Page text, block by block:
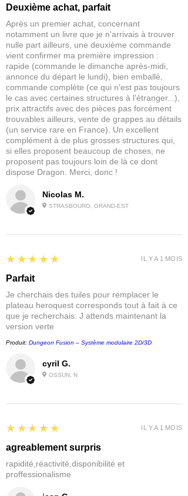
Chaque boite contient environ 200ml
Nicolas M.
STRASBOURG, GRAND-EST
Deuxième achat, parfait
Après un premier achat, concernant
notamment un livre que je n'arrivais à trouver
nulle part ailleurs, une deuxième commande
vient confirmer ma première impression :
rapide (commande le dimanche après-midi,
annonce du départ le lundi), bien emballé,
commande complète (ce qui n'est pas toujours
le cas avec certaines structures à l'étranger...),
prix attractifs avec des pièces pas forcément
trouvables ailleurs, vente de grappes au détails
(un service rare en France). Un excellent
complément à de plus grosses structures qui,
si elles proposent beaucoup de choses, ne
proposent pas toujours loin de là ce dont
dispose Dragon. Merci, donc !
cyril G.
OSSUN, N
5
★★★★★
Parfait
Je cherchais des tuiles pour remplacer le
plateau heroquest corresponds tout à fait à ce
que je recherchais. J attends maintenant la
version verte
Produit: Dungeon Fusion – Système modulaire 2D/3D
IL Y A 1 MOIS
5
★★★★★
agreablement surpris
rapidité,réactivité,disponibilité et
proffessionalisme
IL Y A 1 MOIS